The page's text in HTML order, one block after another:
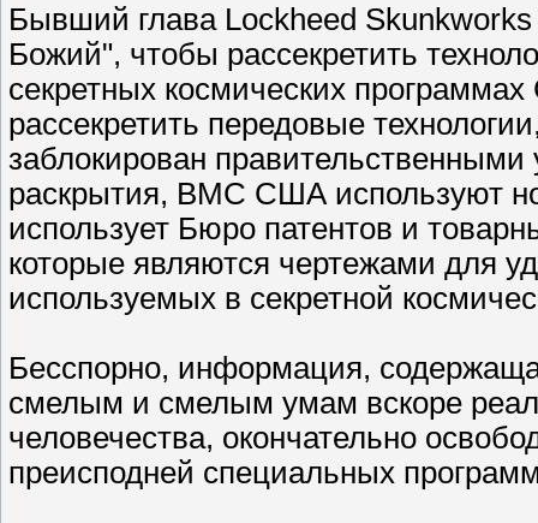
Бывший глава Lockheed Skunkworks
Божий", чтобы рассекретить
секретных космических
рассекретить передовые
заблокирован
раскрытия, ВМС США используют
использует Бюро патентов и
которые являются чертежами для
используемых в секретной
Бесспорно, информация,
смелым и смелым умам вскоре
человечества, окончательно
преисподней специальных